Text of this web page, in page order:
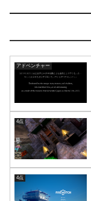
アドベンチャー
4点
4点